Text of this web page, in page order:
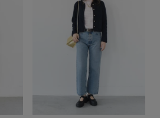
予約商品
WEB限定